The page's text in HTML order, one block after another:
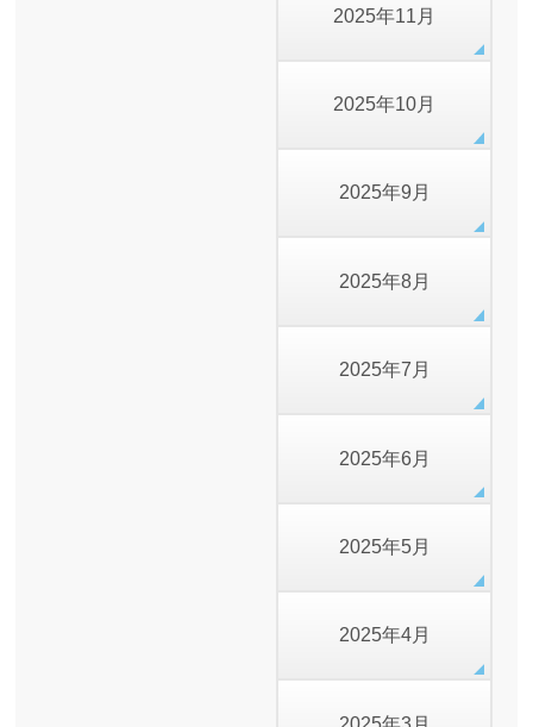
2025年11月
2025年10月
2025年9月
2025年8月
2025年7月
2025年6月
2025年5月
2025年4月